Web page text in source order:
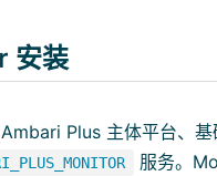
安装
Plus 主体平台、
服务。